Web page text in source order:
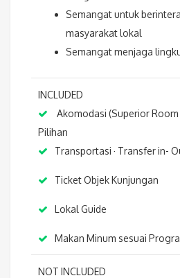
Semangat untuk
masyarakat lokal
Semangat menjaga
INCLUDED
Akomodasi (Superior Room
Pilihan
Transportasi · Transfer in-
Ticket Objek Kunjungan
Lokal Guide
Makan Minum sesuai
NOT INCLUDED